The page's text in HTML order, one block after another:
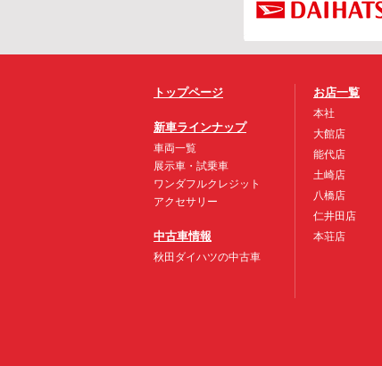
トップページ
新車ラインナップ
車両一覧
展示車・試乗車
ワンダフルクレジット
アクセサリー
中古車情報
秋田ダイハツの中古車
お店一覧
本社
大館店
能代店
土崎店
八橋店
仁井田店
本荘店